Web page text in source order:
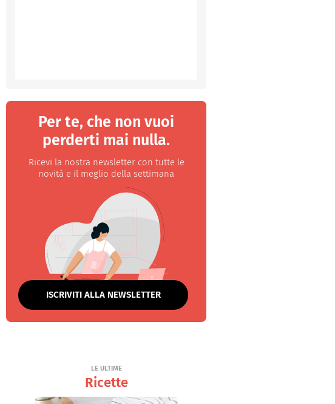
Per te, che non vuoi
perderti mai nulla.
Ricevi la nostra newsletter con tutte le
novità e il meglio della settimana
ISCRIVITI ALLA NEWSLETTER
LE ULTIME
Ricette